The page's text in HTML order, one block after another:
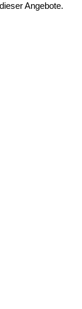
Angebote.